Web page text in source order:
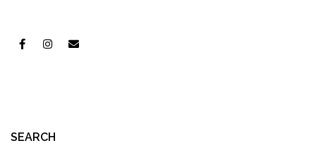
SEARCH